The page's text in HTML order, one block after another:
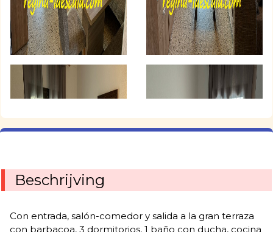
Beschrijving
Con entrada, salón-comedor y salida a la gran terraza
con barbacoa, 3 dormitorios, 1 baño con ducha, cocina